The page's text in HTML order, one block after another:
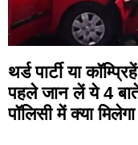
थर्ड पार्टी या
पहले जान लें ये 4
पॉलिसी में क्या मिलेगा